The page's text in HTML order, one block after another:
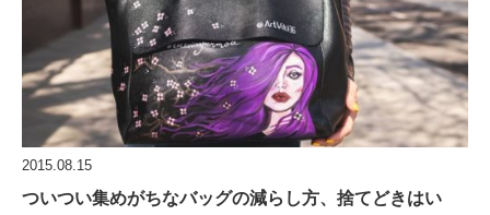
2015.08.15
ついつい集めがちなバッグの減らし方、捨てどきはい